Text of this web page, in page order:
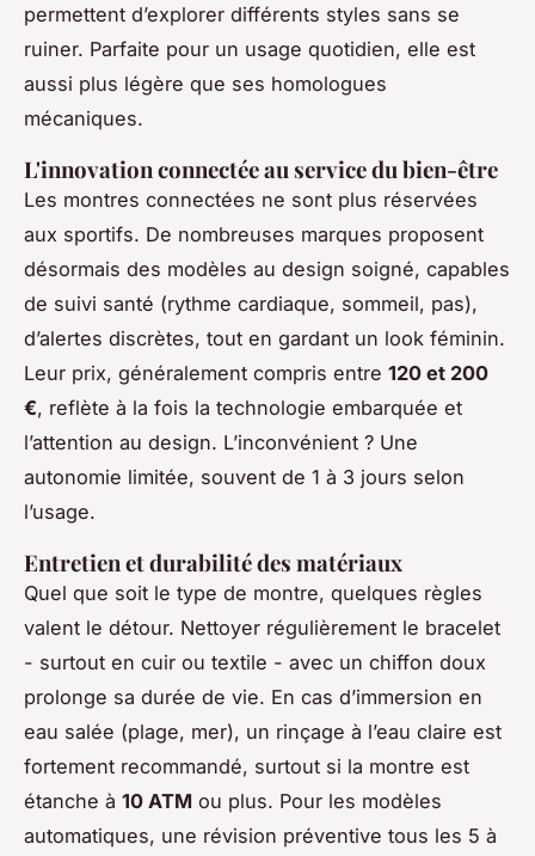
permettent d’explorer différents styles sans se
ruiner. Parfaite pour un usage quotidien, elle est
aussi plus légère que ses homologues
mécaniques.
L'innovation connectée au service du bien-être
Les montres connectées ne sont plus réservées
aux sportifs. De nombreuses marques proposent
désormais des modèles au design soigné, capables
de suivi santé (rythme cardiaque, sommeil, pas),
d’alertes discrètes, tout en gardant un look féminin.
Leur prix, généralement compris entre 120 et 200
€, reflète à la fois la technologie embarquée et
l’attention au design. L’inconvénient ? Une
autonomie limitée, souvent de 1 à 3 jours selon
l’usage.
Entretien et durabilité des matériaux
Quel que soit le type de montre, quelques règles
valent le détour. Nettoyer régulièrement le bracelet
- surtout en cuir ou textile - avec un chiffon doux
prolonge sa durée de vie. En cas d’immersion en
eau salée (plage, mer), un rinçage à l’eau claire est
fortement recommandé, surtout si la montre est
étanche à 10 ATM ou plus. Pour les modèles
automatiques, une révision préventive tous les 5 à